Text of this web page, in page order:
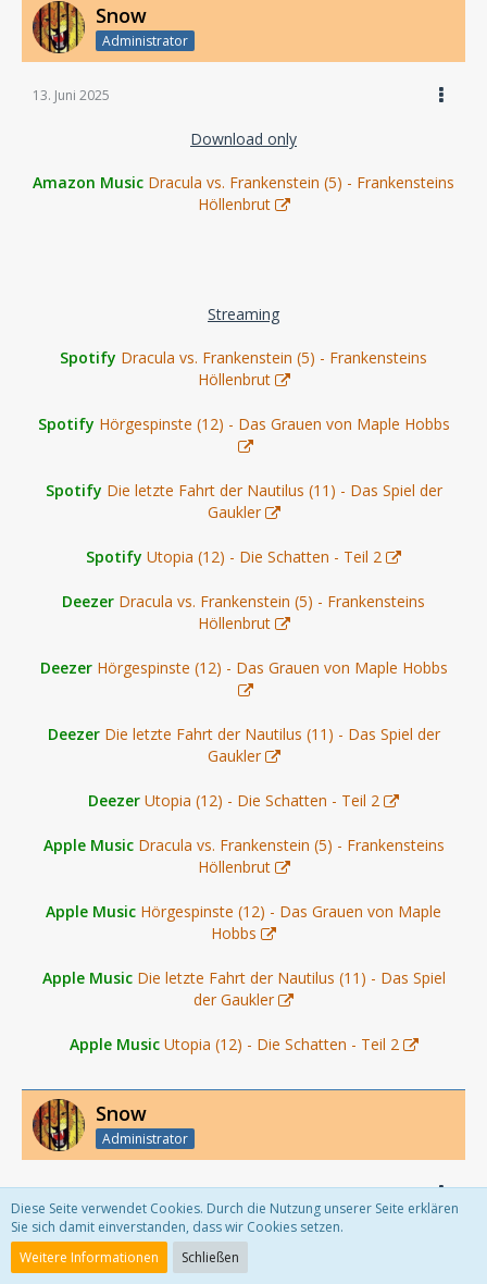
Snow
Administrator
13. Juni 2025
Download only
Amazon Music Dracula vs. Frankenstein (5) - Frankensteins
Höllenbrut
Streaming
Spotify Dracula vs. Frankenstein (5) - Frankensteins
Höllenbrut
Spotify Hörgespinste (12) - Das Grauen von Maple Hobbs
Spotify Die letzte Fahrt der Nautilus (11) - Das Spiel der
Gaukler
Spotify Utopia (12) - Die Schatten - Teil 2
Deezer Dracula vs. Frankenstein (5) - Frankensteins
Höllenbrut
Deezer Hörgespinste (12) - Das Grauen von Maple Hobbs
Deezer Die letzte Fahrt der Nautilus (11) - Das Spiel der
Gaukler
Deezer Utopia (12) - Die Schatten - Teil 2
Apple Music Dracula vs. Frankenstein (5) - Frankensteins
Höllenbrut
Apple Music Hörgespinste (12) - Das Grauen von Maple
Hobbs
Apple Music Die letzte Fahrt der Nautilus (11) - Das Spiel
der Gaukler
Apple Music Utopia (12) - Die Schatten - Teil 2
Snow
Administrator
14. Juni 2025
Download only
Diese Seite verwendet Cookies. Durch die Nutzung unserer Seite erklären
Sie sich damit einverstanden, dass wir Cookies setzen.
Weitere Informationen
Schließen